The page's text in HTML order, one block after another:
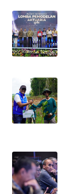
WN
SUMBAR
WN
WN
BENGKULU
WN
JATENG